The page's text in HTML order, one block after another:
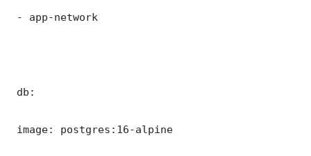
- app-network
db:
image: postgres:16-alpine